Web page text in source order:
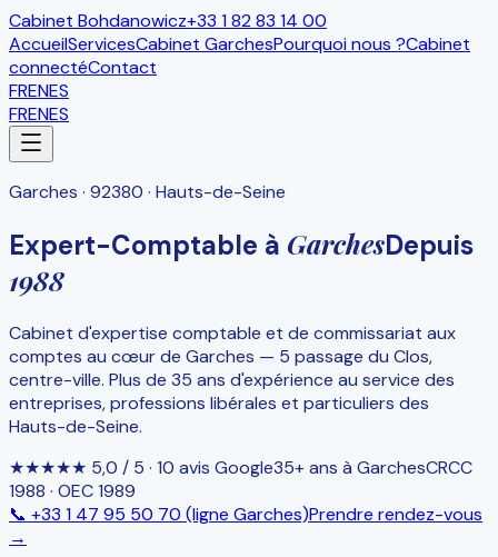
Cabinet Bohdanowicz+33 1 82 83 14 00
AccueilServicesCabinet GarchesPourquoi nous ?Cabinet
connectéContact
FRENES
FRENES
Garches · 92380 · Hauts-de-Seine
Expert-Comptable à GarchesDepuis
1988
Cabinet d'expertise comptable et de commissariat aux
comptes au cœur de Garches — 5 passage du Clos,
centre-ville. Plus de 35 ans d'expérience au service des
entreprises, professions libérales et particuliers des
Hauts-de-Seine.
★★★★★ 5,0 / 5 · 10 avis Google35+ ans à GarchesCRCC
1988 · OEC 1989
📞 +33 1 47 95 50 70 (ligne Garches)Prendre rendez-vous
→